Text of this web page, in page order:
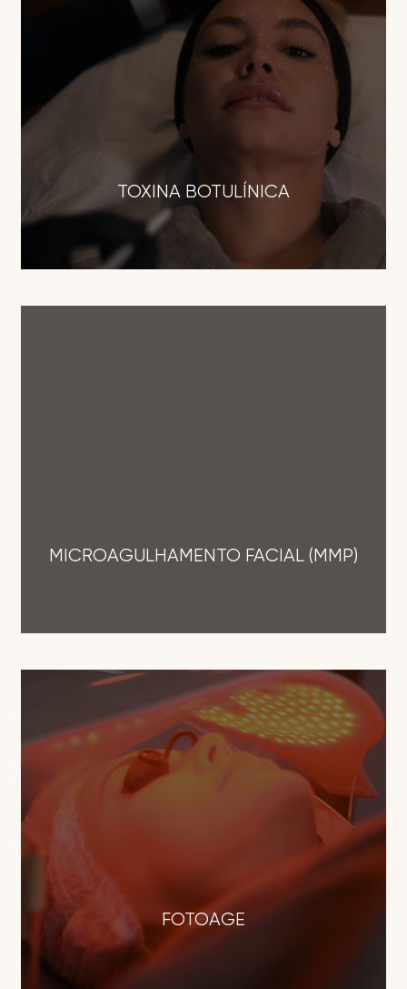
TOXINA BOTULÍNICA
MICROAGULHAMENTO FACIAL (MMP)
FOTOAGE